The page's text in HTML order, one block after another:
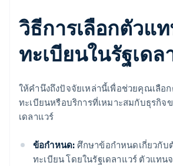
วิธีการเลือกตัวแ
ทะเบียนในรัฐเดล
ให้คำนึงถึงปัจจัยเหล่านี้เพื่อช่วยคุณเลือ
ทะเบียนหรือบริการที่เหมาะสมกับธุรกิจ
เดลาแวร์
ข้อกำหนด: ศึกษาข้อกำหนดเกี่ยวกั
ทะเบียน โดยในรัฐเดลาแวร์ ตัวแทน